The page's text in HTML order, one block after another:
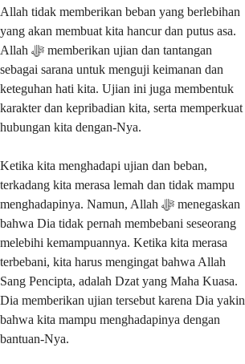
Allah tidak memberikan beban yang berlebihan
yang akan membuat kita hancur dan putus asa.
Allah ﷻ memberikan ujian dan tantangan
sebagai sarana untuk menguji keimanan dan
keteguhan hati kita. Ujian ini juga membentuk
karakter dan kepribadian kita, serta memperkuat
hubungan kita dengan-Nya.
Ketika kita menghadapi ujian dan beban,
terkadang kita merasa lemah dan tidak mampu
menghadapinya. Namun, Allah ﷻ menegaskan
bahwa Dia tidak pernah membebani seseorang
melebihi kemampuannya. Ketika kita merasa
terbebani, kita harus mengingat bahwa Allah
Sang Pencipta, adalah Dzat yang Maha Kuasa.
Dia memberikan ujian tersebut karena Dia yakin
bahwa kita mampu menghadapinya dengan
bantuan-Nya.